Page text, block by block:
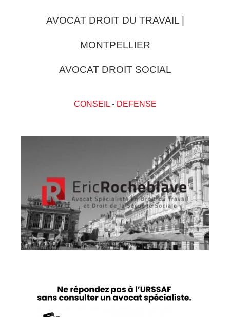
AVOCAT DROIT DU TRAVAIL |
MONTPELLIER
AVOCAT DROIT SOCIAL
CONSEIL- DEFENSE